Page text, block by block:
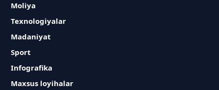
Moliya
Texnologiyalar
Madaniyat
Sport
Infografika
Maxsus loyihalar